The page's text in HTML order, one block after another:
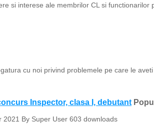
si interese ale membrilor CL si functionarilor
cu noi privind problemele pe care le aveti
Inspector, clasa I, debutant
2021 By Super User 603 downloads